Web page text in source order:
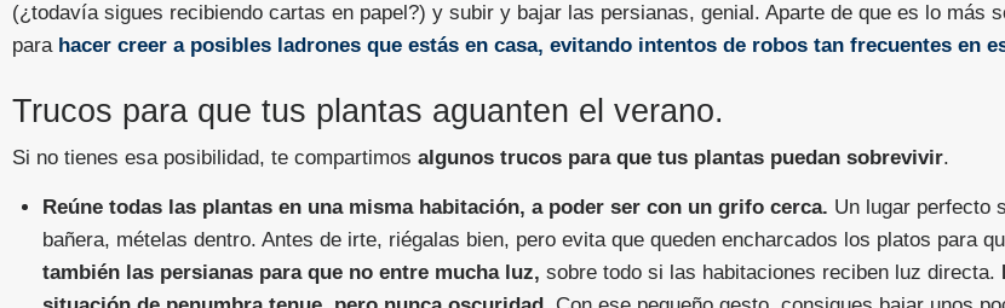
(¿todavía sigues recibiendo cartas en papel?) y subir y bajar las persianas, genial. Aparte de que es lo más
para hacer creer a posibles ladrones que estás en casa, evitando intentos de robos tan frecuentes en
Trucos para que tus plantas aguanten el verano.
Si no tienes esa posibilidad, te compartimos algunos trucos para que tus plantas puedan sobrevivir.
Reúne todas las plantas en una misma habitación, a poder ser con un grifo cerca. Un lugar perfecto
bañera, mételas dentro. Antes de irte, riégalas bien, pero evita que queden encharcados los platos para
también las persianas para que no entre mucha luz, sobre todo si las habitaciones reciben luz directa.